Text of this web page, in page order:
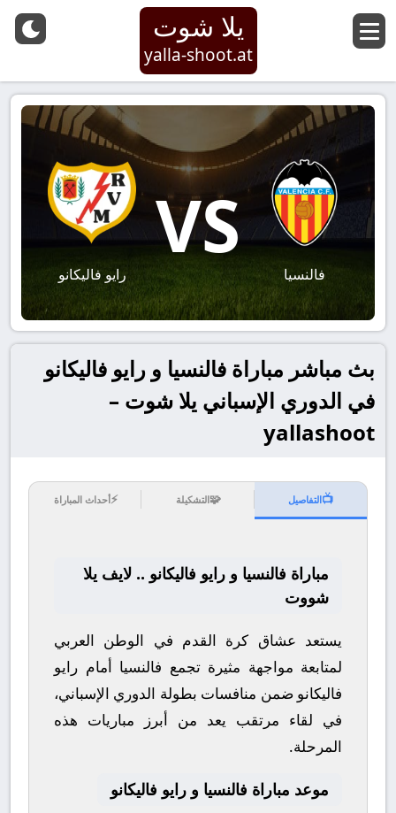
يلا شوت
yalla-shoot.at
فالنسيا
VS
رايو فاليكانو
بث مباشر مباراة فالنسيا و رايو فاليكانو
في الدوري الإسباني يلا شوت –
yallashoot
📺التفاصيل 🧩التشكيلة ⚡أحداث المباراة
مباراة فالنسيا و رايو فاليكانو .. لايف يلا
شووت
يستعد عشاق كرة القدم في الوطن العربي
لمتابعة مواجهة مثيرة تجمع فالنسيا أمام رايو
فاليكانو ضمن منافسات بطولة الدوري الإسباني،
في لقاء مرتقب يعد من أبرز مباريات هذه
المرحلة.
موعد مباراة فالنسيا و رايو فاليكانو